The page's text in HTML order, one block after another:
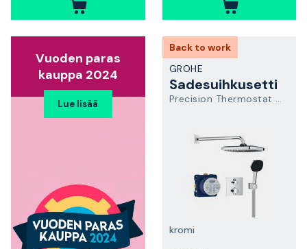
Vuoden paras
kauppa 2024
Lue lisää
Back to work
GROHE
Sadesuihkusetti
Precision Thermostat 34882000
kromi